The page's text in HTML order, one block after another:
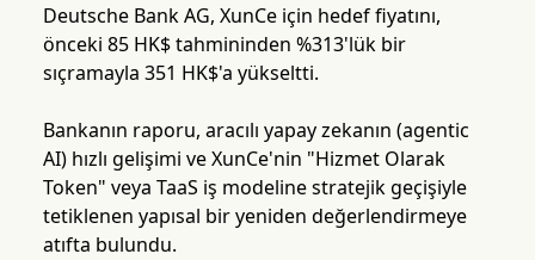
Deutsche Bank AG, XunCe için hedef fiyatını,
önceki 85 HK$ tahmininden %313'lük bir
sıçramayla 351 HK$'a yükseltti.
Bankanın raporu, aracılı yapay zekanın (agentic
AI) hızlı gelişimi ve XunCe'nin "Hizmet Olarak
Token" veya TaaS iş modeline stratejik geçişiyle
tetiklenen yapısal bir yeniden değerlendirmeye
atıfta bulundu.